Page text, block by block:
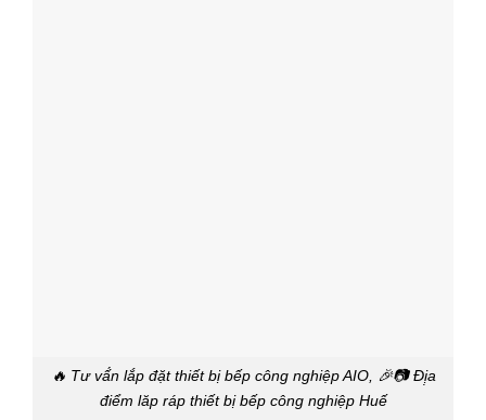
🔥 Tư vấ́n lắp đặt thiết bị bếp công nghiệp AIO, 🎉📷 Đị̣a
điểm lăp ráp thiết bị bếp công nghiệp Huế